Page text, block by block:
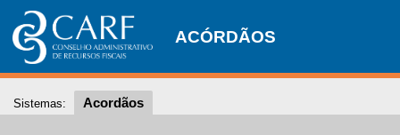
ACÓRDÃOS
Sistemas: Acordãos